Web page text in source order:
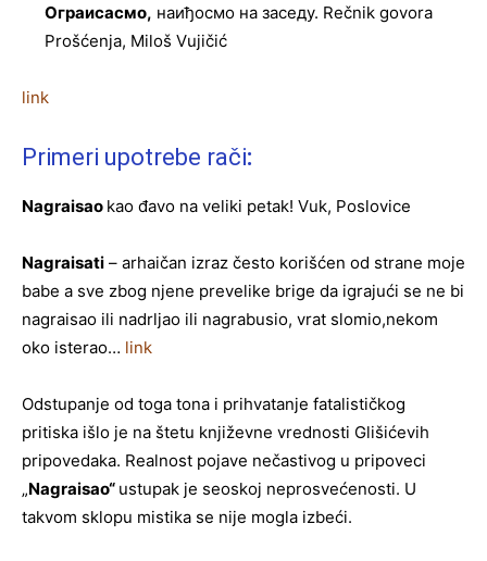
Ограисасмо, наиђосмо на заседу. Rečnik govora
Prošćenja, Miloš Vujičić
link
Primeri upotrebe rači:
Nagraisao kao đavo na veliki petak! Vuk, Poslovice
Nagraisati – arhaičan izraz često korišćen od strane moje
babe a sve zbog njene prevelike brige da igrajući se ne bi
nagraisao ili nadrljao ili nagrabusio, vrat slomio,nekom
oko isterao… link
Odstupanje od toga tona i prihvatanje fatalističkog
pritiska išlo je na štetu književne vrednosti Glišićevih
pripovedaka. Realnost pojave nečastivog u pripoveci
„Nagraisao“ ustupak je seoskoj neprosvećenosti. U
takvom sklopu mistika se nije mogla izbeći.